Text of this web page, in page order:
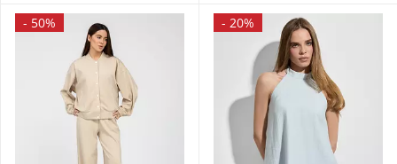
- 50% - 20%